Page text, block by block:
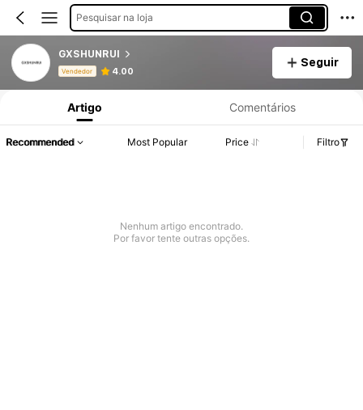
Pesquisar na loja
GXSHUNRUI
Vendedor 4.00
Seguir
Informações do Produto: Divulgação de Preço, Vendas e Detalhes de Stock.
Artigo Comentários
Recommended Most Popular Price Filtro
Nenhum artigo encontrado.
Por favor tente outras opções.